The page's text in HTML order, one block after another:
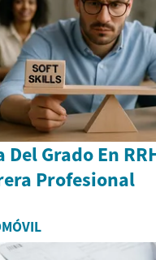
Del Grado En
Profesional